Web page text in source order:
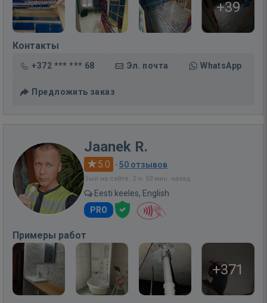
+39
Контакты
+372 *** *** 68 Эл. почта WhatsApp
Предложить заказ
Jaanek R.
5.0 · 50 отзывов
Был на сайте: 2 ч. 53 мин. назад
Eesti keeles, English
PRO
Примеры работ
+371